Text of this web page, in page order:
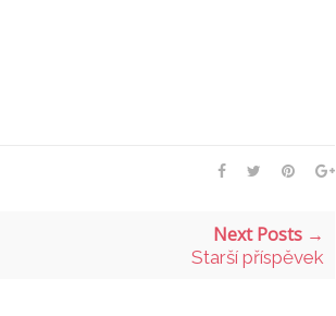
Next Posts →
Starší příspěvek